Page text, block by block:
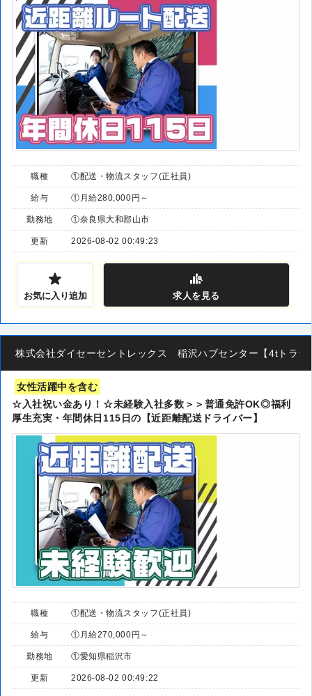
職種 ①配送・物流スタッフ(正社員)
給与 ①月給280,000円～
勤務地 ①奈良県大和郡山市
更新 2026-08-02 00:49:23
お気に入り追加 求人を見る
株式会社ダイセーセントレックス 稲沢ハブセンター【4tトラッ
女性活躍中を含む
☆入社祝い金あり！☆未経験入社多数＞＞普通免許OK◎福利
厚生充実・年間休日115日の【近距離配送ドライバー】
職種 ①配送・物流スタッフ(正社員)
給与 ①月給270,000円～
勤務地 ①愛知県稲沢市
更新 2026-08-02 00:49:22